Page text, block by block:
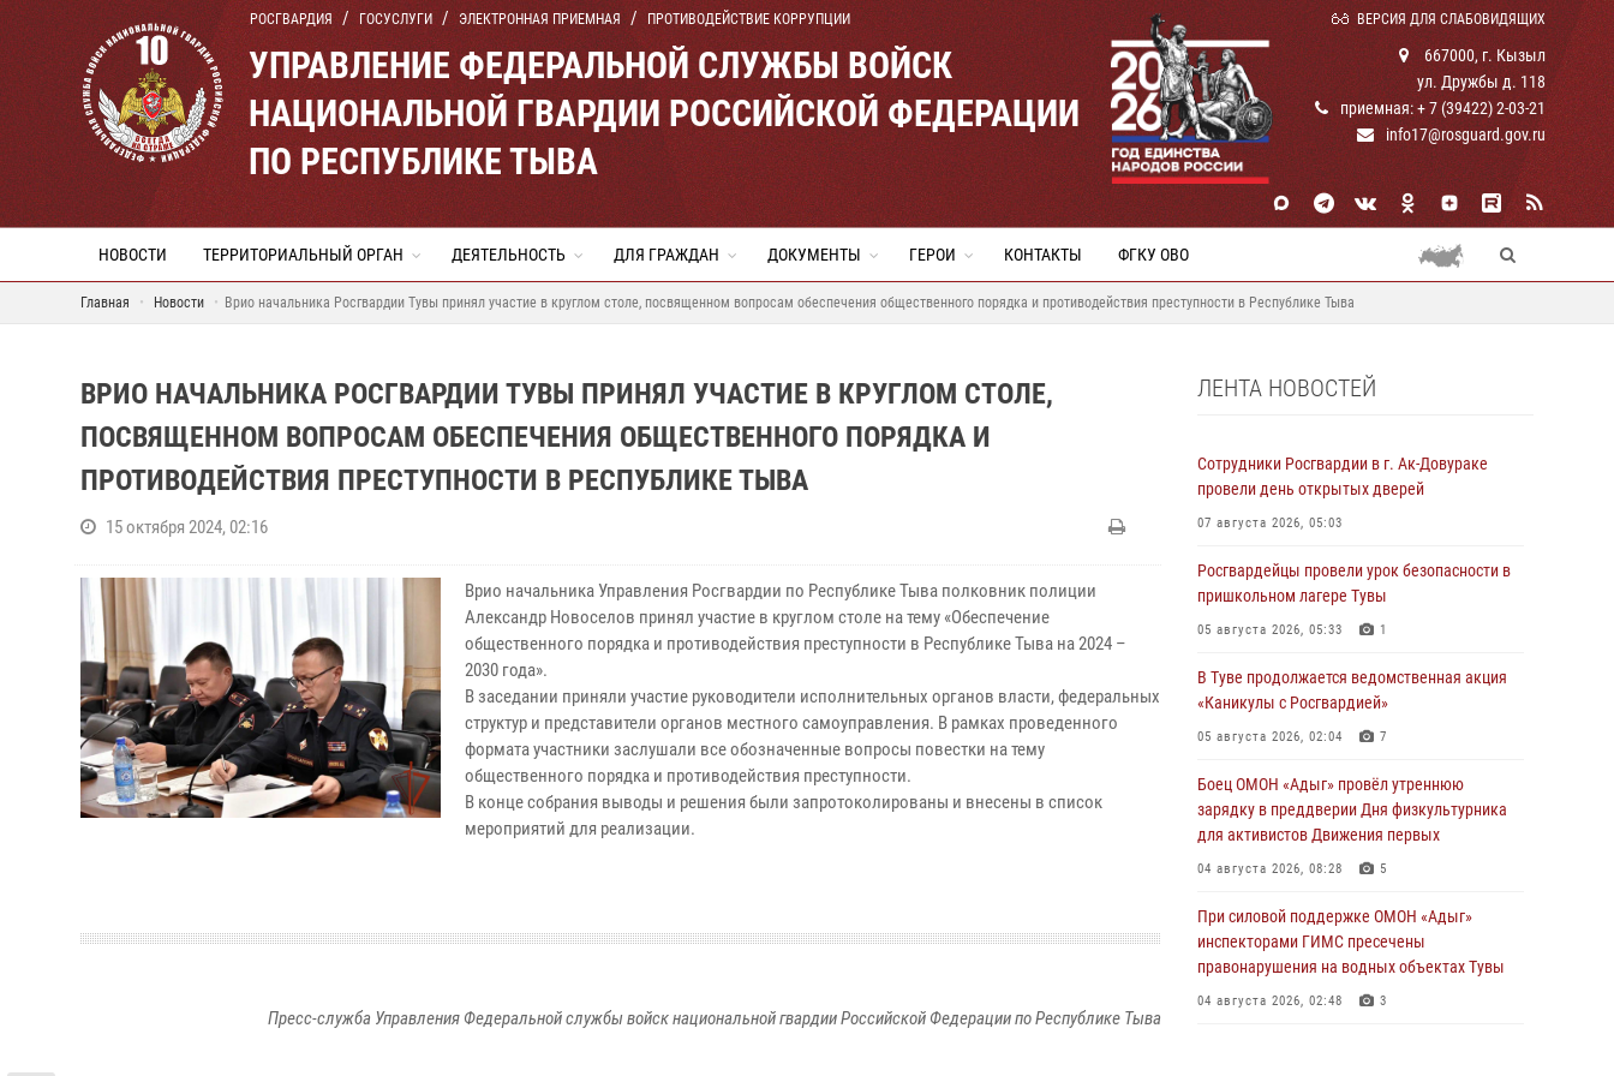
РОСГВАРДИЯ ГОСУСЛУГИ ЭЛЕКТРОННАЯ ПРИЕМНАЯ ПРОТИВОДЕЙСТВИЕ КОРРУПЦИИ ВЕРСИЯ ДЛЯ СЛАБОВИДЯЩИХ
УПРАВЛЕНИЕ ФЕДЕРАЛЬНОЙ СЛУЖБЫ ВОЙСК
НАЦИОНАЛЬНОЙ ГВАРДИИ РОССИЙСКОЙ ФЕДЕРАЦИИ
ПО РЕСПУБЛИКЕ ТЫВА
667000, г. Кызыл
ул. Дружбы д. 118
приемная: + 7 (39422) 2-03-21
info17@rosguard.gov.ru
НОВОСТИ ТЕРРИТОРИАЛЬНЫЙ ОРГАН ДЕЯТЕЛЬНОСТЬ ДЛЯ ГРАЖДАН ДОКУМЕНТЫ ГЕРОИ КОНТАКТЫ ФГКУ ОВО
Главная Новости Врио начальника Росгвардии Тувы принял участие в круглом столе, посвященном вопросам обеспечения общественного порядка и противодействия преступности в Республике Тыва
ВРИО НАЧАЛЬНИКА РОСГВАРДИИ ТУВЫ ПРИНЯЛ УЧАСТИЕ В КРУГЛОМ СТОЛЕ,
ПОСВЯЩЕННОМ ВОПРОСАМ ОБЕСПЕЧЕНИЯ ОБЩЕСТВЕННОГО ПОРЯДКА И
ПРОТИВОДЕЙСТВИЯ ПРЕСТУПНОСТИ В РЕСПУБЛИКЕ ТЫВА
15 октября 2024, 02:16
Врио начальника Управления Росгвардии по Республике Тыва полковник полиции
Александр Новоселов принял участие в круглом столе на тему «Обеспечение
общественного порядка и противодействия преступности в Республике Тыва на 2024 –
2030 года».
В заседании приняли участие руководители исполнительных органов власти, федеральных
структур и представители органов местного самоуправления. В рамках проведенного
формата участники заслушали все обозначенные вопросы повестки на тему
общественного порядка и противодействия преступности.
В конце собрания выводы и решения были запротоколированы и внесены в список
мероприятий для реализации.
Пресс-служба Управления Федеральной службы войск национальной гвардии Российской Федерации по Республике Тыва
ЛЕНТА НОВОСТЕЙ
Сотрудники Росгвардии в г. Ак-Довураке
провели день открытых дверей
07 августа 2026, 05:03
Росгвардейцы провели урок безопасности в
пришкольном лагере Тувы
05 августа 2026, 05:33 1
В Туве продолжается ведомственная акция
«Каникулы с Росгвардией»
05 августа 2026, 02:04 7
Боец ОМОН «Адыг» провёл утреннюю
зарядку в преддверии Дня физкультурника
для активистов Движения первых
04 августа 2026, 08:28 5
При силовой поддержке ОМОН «Адыг»
инспекторами ГИМС пресечены
правонарушения на водных объектах Тувы
04 августа 2026, 02:48 3